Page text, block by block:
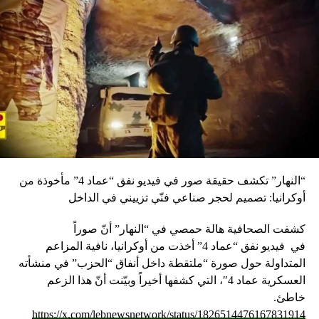
“النهار” تكشف حقيقة صور في فيديو نفق “عماد 4” مأخوذة من
أوكرانيا: تصميم لحجر صناعي فنّي تزييني في الداخل
كشفت الصحافية هالة حمصي في “النهار” أنّ صوراً
في فيديو
نفق “عماد 4” أخذت من أوكرانيا، نافية المزاعم
المتداولة حول صورة “ملتقطة داخل أنفاق “الحزب” في منشأته
العسكرية عماد 4″، التي كشفها أخيراً وبيّنت أنّ هذا الزعم
خاطئ.
https://x.com/lebnewsnetwork/status/1826514476167831914